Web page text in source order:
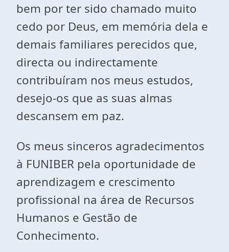
bem por ter sido chamado muito
cedo por Deus, em memória dela e
demais familiares perecidos que,
directa ou indirectamente
contribuíram nos meus estudos,
desejo-os que as suas almas
descansem em paz.
Os meus sinceros agradecimentos
à FUNIBER pela oportunidade de
aprendizagem e crescimento
profissional na área de Recursos
Humanos e Gestão de
Conhecimento.